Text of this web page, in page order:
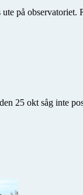
på
25 okt såg inte